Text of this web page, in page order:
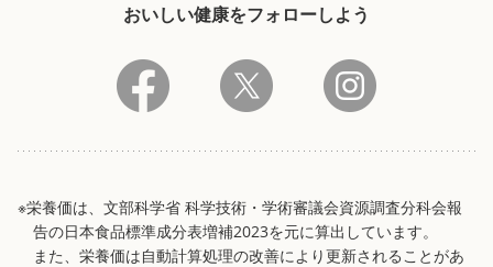
おいしい健康をフォローしよう
※栄養価は、文部科学省 科学技術・学術審議会資源調査分科会報
告の日本食品標準成分表増補2023を元に算出しています。
また、栄養価は自動計算処理の改善により更新されることがあ